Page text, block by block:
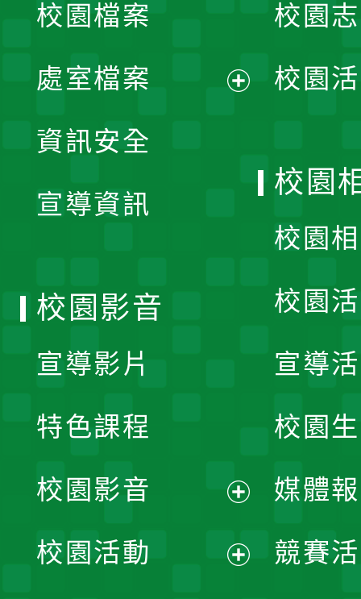
單
校園檔案
處室檔案
資訊安全
宣導資訊
校園
校園
校園
校園
校園
宣導
校園
媒體
競賽
校園影音
宣導影片
特色課程
校園影音
開
校園活動